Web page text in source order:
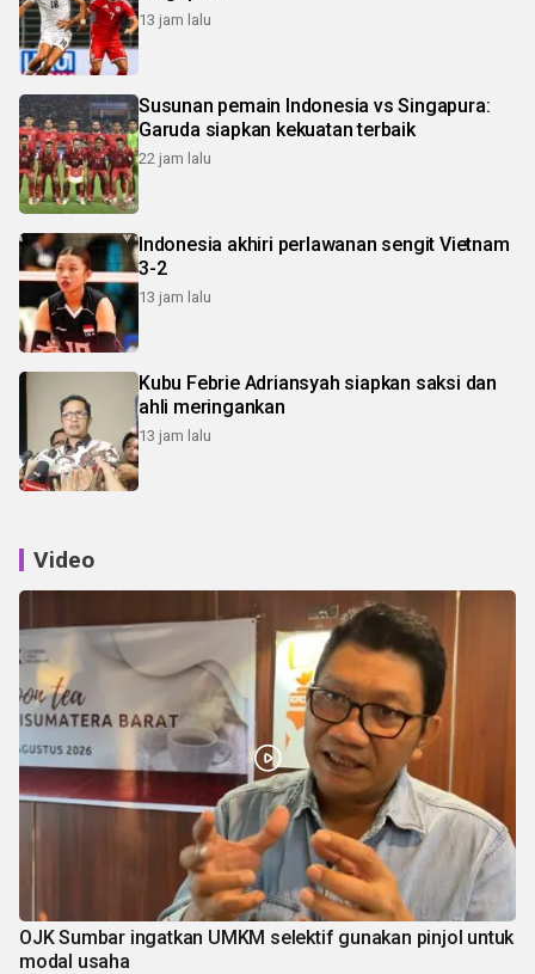
13 jam lalu
Susunan pemain Indonesia vs Singapura:
Garuda siapkan kekuatan terbaik
22 jam lalu
Indonesia akhiri perlawanan sengit Vietnam
3-2
13 jam lalu
Kubu Febrie Adriansyah siapkan saksi dan
ahli meringankan
13 jam lalu
Video
OJK Sumbar ingatkan UMKM selektif gunakan pinjol untuk
modal usaha